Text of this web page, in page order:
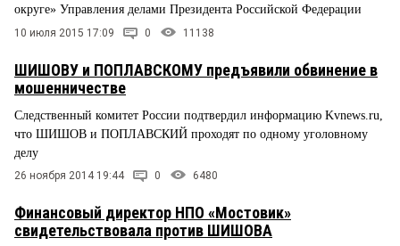
округе» Управления делами Президента Российской Федерации
10 июля 2015 17:09 0 11138
ШИШОВУ и ПОПЛАВСКОМУ предъявили обвинение в
мошенничестве
Следственный комитет России подтвердил информацию Kvnews.ru,
что ШИШОВ и ПОПЛАВСКИЙ проходят по одному уголовному
делу
26 ноября 2014 19:44 0 6480
Финансовый директор НПО «Мостовик»
свидетельствовала против ШИШОВА